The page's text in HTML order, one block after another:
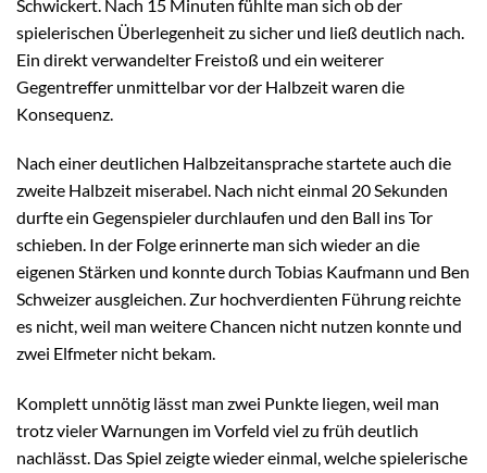
Schwickert. Nach 15 Minuten fühlte man sich ob der
spielerischen Überlegenheit zu sicher und ließ deutlich nach.
Ein direkt verwandelter Freistoß und ein weiterer
Gegentreffer unmittelbar vor der Halbzeit waren die
Konsequenz.
Nach einer deutlichen Halbzeitansprache startete auch die
zweite Halbzeit miserabel. Nach nicht einmal 20 Sekunden
durfte ein Gegenspieler durchlaufen und den Ball ins Tor
schieben. In der Folge erinnerte man sich wieder an die
eigenen Stärken und konnte durch Tobias Kaufmann und Ben
Schweizer ausgleichen. Zur hochverdienten Führung reichte
es nicht, weil man weitere Chancen nicht nutzen konnte und
zwei Elfmeter nicht bekam.
Komplett unnötig lässt man zwei Punkte liegen, weil man
trotz vieler Warnungen im Vorfeld viel zu früh deutlich
nachlässt. Das Spiel zeigte wieder einmal, welche spielerische